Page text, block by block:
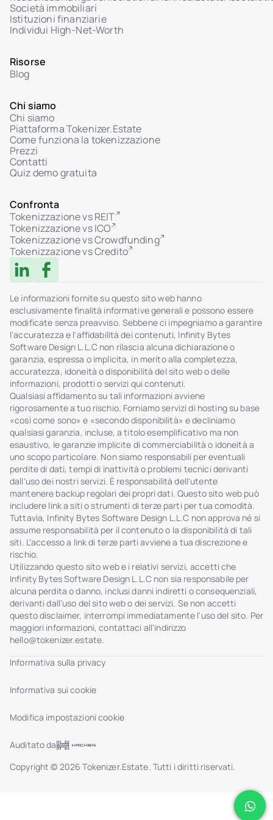
Interfaccia chat admin per ticket con gli
investitori
Gestione stato ticket: In revisione / Risolto
Allegati nel dialogo utente-admin
Società immobiliari
Istituzioni finanziarie
Individui High-Net-Worth
Risorse
Blog
Chi siamo
Chi siamo
Piattaforma Tokenizer.Estate
Come funziona la tokenizzazione
Prezzi
Contatti
Quiz demo gratuita
Confronta
Tokenizzazione vs REIT
Tokenizzazione vs ICO
Tokenizzazione vs Crowdfunding
Tokenizzazione vs Credito
Le informazioni fornite su questo sito web hanno
esclusivamente finalità informative generali e possono essere
modificate senza preavviso. Sebbene ci impegniamo a garantire
l'accuratezza e l'affidabilità dei contenuti, Infinity Bytes
Software Design L.L.C non rilascia alcuna dichiarazione o
garanzia, espressa o implicita, in merito alla completezza,
accuratezza, idoneità o disponibilità del sito web o delle
informazioni, prodotti o servizi qui contenuti.
Qualsiasi affidamento su tali informazioni avviene
rigorosamente a tuo rischio. Forniamo servizi di hosting su base
«così come sono» e «secondo disponibilità» e decliniamo
qualsiasi garanzia, incluse, a titolo esemplificativo ma non
esaustivo, le garanzie implicite di commerciabilità o idoneità a
uno scopo particolare. Non siamo responsabili per eventuali
perdite di dati, tempi di inattività o problemi tecnici derivanti
dall'uso dei nostri servizi. È responsabilità dell'utente
mantenere backup regolari dei propri dati. Questo sito web può
includere link a siti o strumenti di terze parti per tua comodità.
Tuttavia, Infinity Bytes Software Design L.L.C non approva né si
assume responsabilità per il contenuto o la disponibilità di tali
siti. L'accesso a link di terze parti avviene a tua discrezione e
rischio.
Utilizzando questo sito web e i relativi servizi, accetti che
Infinity Bytes Software Design L.L.C non sia responsabile per
alcuna perdita o danno, inclusi danni indiretti o consequenziali,
derivanti dall'uso del sito web o dei servizi. Se non accetti
questo disclaimer, interrompi immediatamente l'uso del sito. Per
maggiori informazioni, contattaci all'indirizzo
hello@tokenizer.estate.
Informativa sulla privacy
Informativa sui cookie
Modifica impostazioni cookie
Auditato da
Copyright © 2026 Tokenizer.Estate. Tutti i diritti riservati.